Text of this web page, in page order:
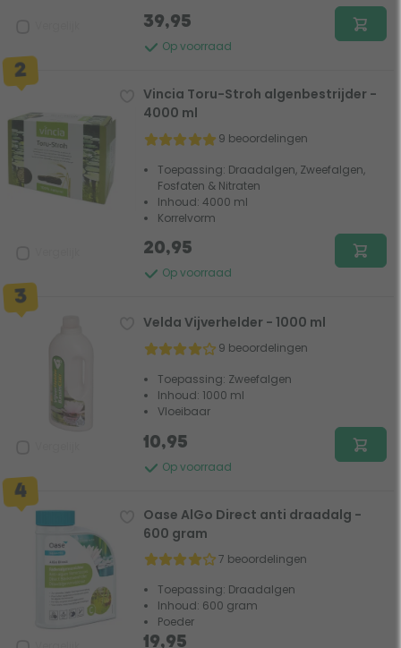
Op voorraad
39,95
Vincia Toru-Stroh algenbestrijder -
4000 ml
9 beoordelingen
Toepassing: Draadalgen, Zweefalgen,
Fosfaten & Nitraten
Inhoud: 4000 ml
Korrelvorm
Op voorraad
20,95
Velda Vijverhelder - 1000 ml
9 beoordelingen
Toepassing: Zweefalgen
Inhoud: 1000 ml
Vloeibaar
Op voorraad
10,95
Oase AlGo Direct anti draadalg -
600 gram
7 beoordelingen
Toepassing: Draadalgen
Inhoud: 600 gram
Poeder
19,95